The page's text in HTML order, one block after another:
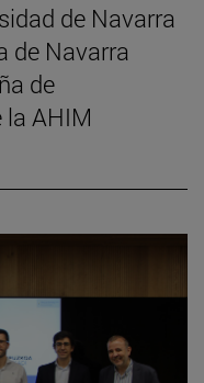
de Navarra
de Navarra
de
la AHIM